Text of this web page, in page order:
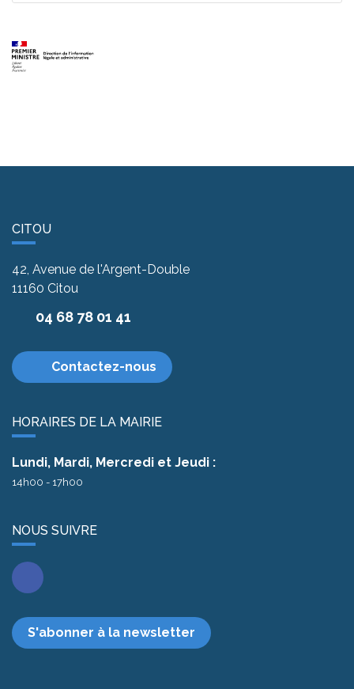
CITOU
42, Avenue de l'Argent-Double
11160 Citou
04 68 78 01 41
Contactez-nous
HORAIRES DE LA MAIRIE
Lundi, Mardi, Mercredi et Jeudi :
14h00 - 17h00
NOUS SUIVRE
Facebook
S'abonner à la newsletter